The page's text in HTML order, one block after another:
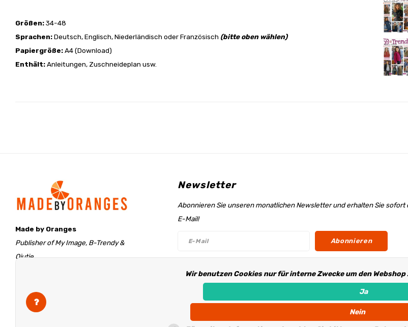
Größen:34-48
Sprachen:Deutsch, Englisch, Niederländisch oder Französisch (bitte oben wählen)
Papiergröße:A4 (Download)
Enthält:Anleitungen, Zuschneideplan usw.
Made by Oranges
Publisher of My Image, B-Trendy &
Qjutie
The Netherlands
info@madebyoranges.com
Newsletter
Abonnieren Sie unseren monatlichen Newsletter und erhalten Sie sofort
E-Mail!
Abonnieren
Folge uns
Wir benutzen Cookies nur für interne Zwecke um den
Ja
Nein